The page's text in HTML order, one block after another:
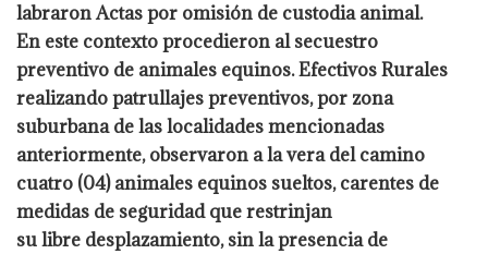
labraron Actas por omisión de custodia animal.
En este contexto procedieron al secuestro
preventivo de animales equinos. Efectivos Rurales
realizando patrullajes preventivos, por zona
suburbana de las localidades mencionadas
anteriormente, observaron a la vera del camino
cuatro (04) animales equinos sueltos, carentes de
medidas de seguridad que restrinjan
su libre desplazamiento, sin la presencia de